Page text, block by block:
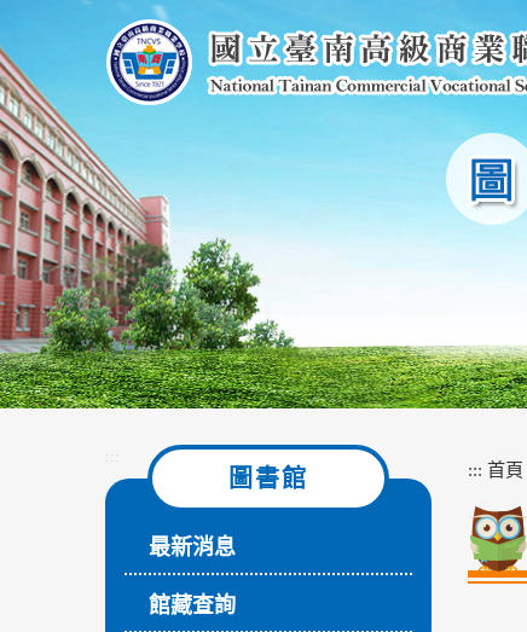
主
要
內
容
區
塊
:::
圖書館
最新消息
館藏查詢
::: 首頁